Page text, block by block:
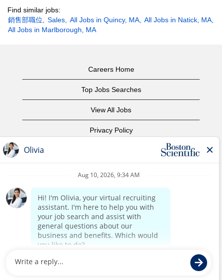
Find similar jobs:
銷售部職位,
Sales, All Jobs in Quincy, MA,
All Jobs in Natick, MA,
All Jobs in Marlborough, MA
Careers Home
Top Jobs Searches
View All Jobs
Privacy Policy
Corporate Home